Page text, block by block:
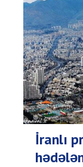
İranlı